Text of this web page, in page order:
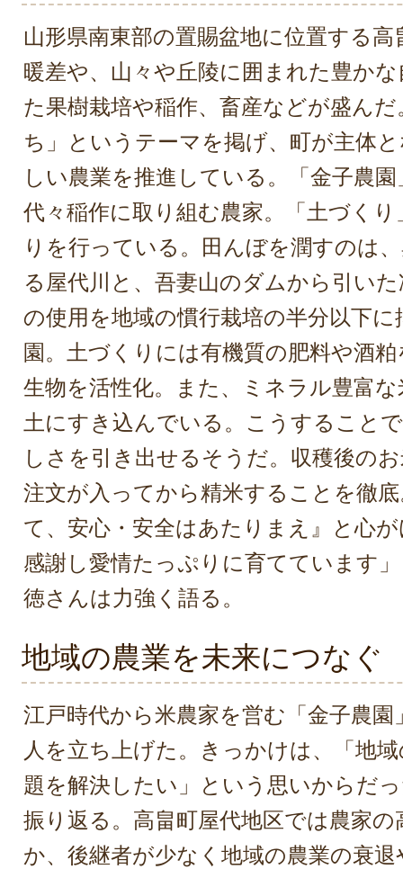
山形県南東部の置賜盆地に位置する高
暖差や、山々や丘陵に囲まれた豊か
た果樹栽培や稲作、畜産などが盛ん
ち」というテーマを掲げ、町が主体
しい農業を推進している。「金子農
代々稲作に取り組む農家。「土づく
りを行っている。田んぼを潤すのは
る屋代川と、吾妻山のダムから引い
の使用を地域の慣行栽培の半分以下
園。土づくりには有機質の肥料や酒
生物を活性化。また、ミネラル豊富
土にすき込んでいる。こうすること
しさを引き出せるそうだ。収穫後の
注文が入ってから精米することを徹
て、安心・安全はあたりまえ』と心
感謝し愛情たっぷりに育てています
徳さんは力強く語る。
地域の農業を未来につなぐ
江戸時代から米農家を営む「金子農園
人を立ち上げた。きっかけは、「地
題を解決したい」という思いからだ
振り返る。高畠町屋代地区では農家
か、後継者が少なく地域の農業の衰